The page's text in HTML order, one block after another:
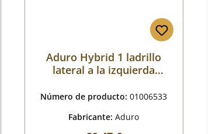
Aduro Hybrid 1 ladrillo
lateral a la izquierda
Número de producto:01006533
Fabricante:Aduro